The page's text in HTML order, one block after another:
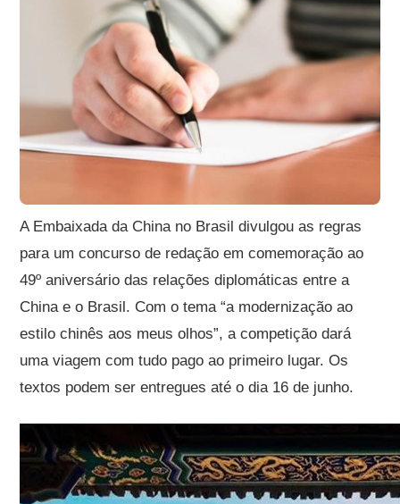
A Embaixada da China no Brasil divulgou as regras
para um concurso de redação em comemoração ao
49º aniversário das relações diplomáticas entre a
China e o Brasil. Com o tema “a modernização ao
estilo chinês aos meus olhos”, a competição dará
uma viagem com tudo pago ao primeiro lugar. Os
textos podem ser entregues até o dia 16 de junho.